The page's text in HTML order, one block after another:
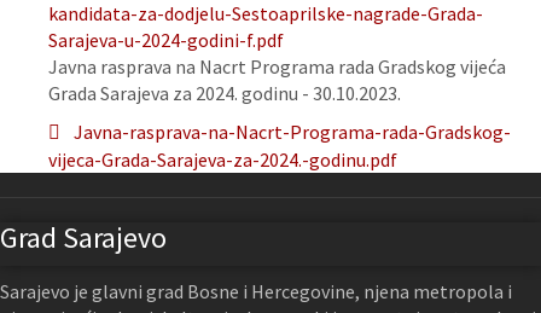
kandidata-za-dodjelu-Sestoaprilske-nagrade-Grada-
Sarajeva-u-2024-godini-f.pdf
Javna rasprava na Nacrt Programa rada Gradskog vijeća
Grada Sarajeva za 2024. godinu - 30.10.2023.
Javna-rasprava-na-Nacrt-Programa-rada-Gradskog-
vijeca-Grada-Sarajeva-za-2024.-godinu.pdf
Grad Sarajevo
Sarajevo je glavni grad Bosne i Hercegovine, njena metropola i